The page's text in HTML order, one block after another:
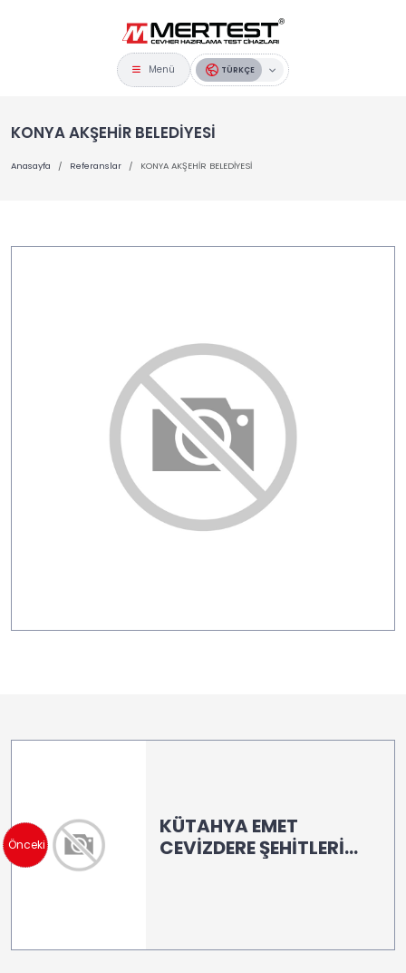
Menü TÜRKÇE
KONYA AKŞEHİR BELEDİYESİ
Anasayfa Referanslar KONYA AKŞEHİR BELEDİYESİ
Önceki
KÜTAHYA EMET
CEVİZDERE ŞEHİTLERİ